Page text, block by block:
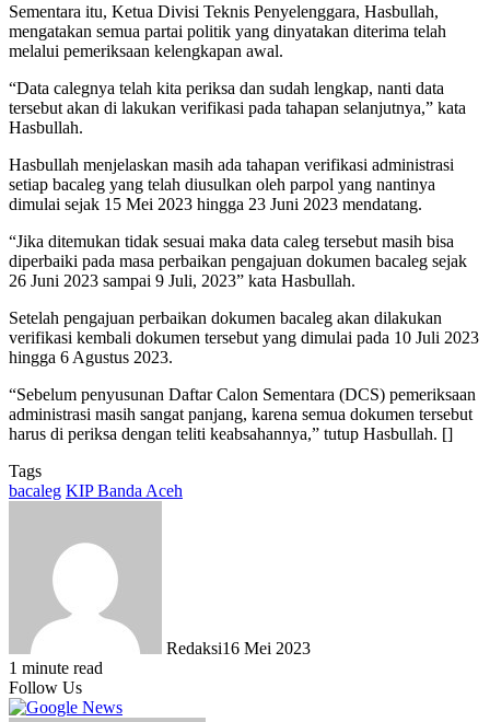
Sementara itu, Ketua Divisi Teknis Penyelenggara, Hasbullah,
mengatakan semua partai politik yang dinyatakan diterima telah
melalui pemeriksaan kelengkapan awal.
“Data calegnya telah kita periksa dan sudah lengkap, nanti data
tersebut akan di lakukan verifikasi pada tahapan selanjutnya,” kata
Hasbullah.
Hasbullah menjelaskan masih ada tahapan verifikasi administrasi
setiap bacaleg yang telah diusulkan oleh parpol yang nantinya
dimulai sejak 15 Mei 2023 hingga 23 Juni 2023 mendatang.
“Jika ditemukan tidak sesuai maka data caleg tersebut masih bisa
diperbaiki pada masa perbaikan pengajuan dokumen bacaleg sejak
26 Juni 2023 sampai 9 Juli, 2023” kata Hasbullah.
Setelah pengajuan perbaikan dokumen bacaleg akan dilakukan
verifikasi kembali dokumen tersebut yang dimulai pada 10 Juli 2023
hingga 6 Agustus 2023.
“Sebelum penyusunan Daftar Calon Sementara (DCS) pemeriksaan
administrasi masih sangat panjang, karena semua dokumen tersebut
harus di periksa dengan teliti keabsahannya,” tutup Hasbullah. []
Tags
bacaleg KIP Banda Aceh
Redaksi16 Mei 2023
1 minute read
Follow Us